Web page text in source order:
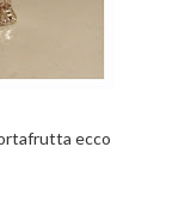
ecco